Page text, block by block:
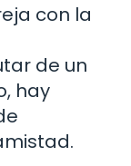
con la
de un
hay